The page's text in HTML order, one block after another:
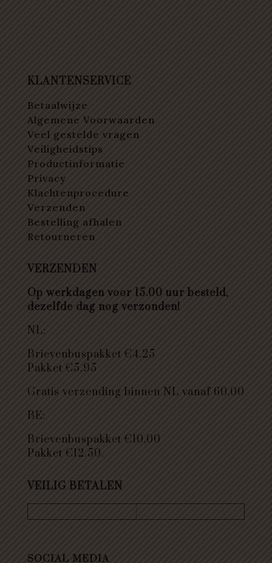
KLANTENSERVICE
Betaalwijze
Algemene Voorwaarden
Veel gestelde vragen
Veiligheidstips
Productinformatie
Privacy
Klachtenprocedure
Verzenden
Bestelling afhalen
Retourneren
VERZENDEN
Op werkdagen voor 15.00 uur besteld,
dezelfde dag nog verzonden!
NL:
Brievenbuspakket €4,25
Pakket €5,95
Gratis verzending binnen NL vanaf 60,00
BE:
Brievenbuspakket €10,00
Pakket €12.50.
VEILIG BETALEN
SOCIAL MEDIA